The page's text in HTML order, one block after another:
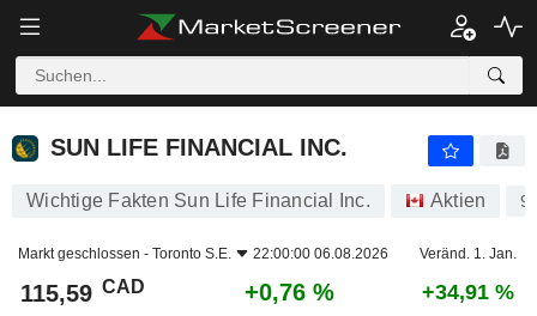
SUN LIFE FINANCIAL INC.
SUN LIFE FINANCIAL INC.
Wichtige Fakten Sun Life Financial Inc. Aktien
Markt geschlossen - Toronto S.E. 22:00:00 06.08.2026 Veränd. 1. Jan.
115,59 CAD +0,76 % +34,91 %